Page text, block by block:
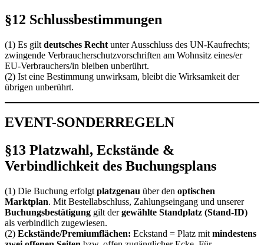
§12 Schlussbestimmungen
(1) Es gilt deutsches Recht unter Ausschluss des UN-Kaufrechts;
zwingende Verbraucherschutzvorschriften am Wohnsitz eines/er
EU-Verbrauchers/in bleiben unberührt.
(2) Ist eine Bestimmung unwirksam, bleibt die Wirksamkeit der
übrigen unberührt.
EVENT-SONDERREGELN
§13 Platzwahl, Eckstände &
Verbindlichkeit des Buchungsplans
(1) Die Buchung erfolgt platzgenau über den optischen
Marktplan. Mit Bestellabschluss, Zahlungseingang und unserer
Buchungsbestätigung gilt dergewählte Standplatz (Stand-ID)
als verbindlich zugewiesen.
(2) Eckstände/Premiumflächen: Eckstand = Platz mit mindestens